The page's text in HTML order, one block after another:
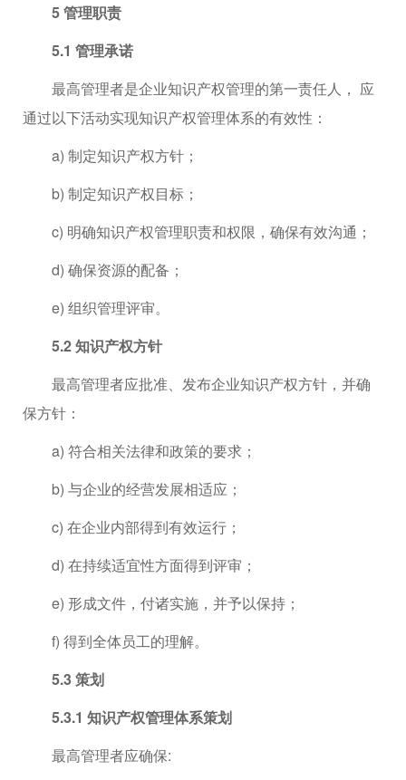
5 管理职责
5.1 管理承诺
最高管理者是企业知识产权管理的第一责任人， 应
通过以下活动实现知识产权管理体系的有效性：
a) 制定知识产权方针；
b) 制定知识产权目标；
c) 明确知识产权管理职责和权限，确保有效沟通；
d) 确保资源的配备；
e) 组织管理评审。
5.2 知识产权方针
最高管理者应批准、发布企业知识产权方针，并确
保方针：
a) 符合相关法律和政策的要求；
b) 与企业的经营发展相适应；
c) 在企业内部得到有效运行；
d) 在持续适宜性方面得到评审；
e) 形成文件，付诸实施，并予以保持；
f) 得到全体员工的理解。
5.3 策划
5.3.1 知识产权管理体系策划
最高管理者应确保: